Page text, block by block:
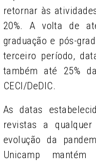
retornar às
20%. A volta de
graduação e pós-
terceiro período,
também até 25%
CECI/DeDIC.
As datas
revistas a qualquer
evolução da
Unicamp